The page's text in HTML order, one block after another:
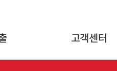
고객센터